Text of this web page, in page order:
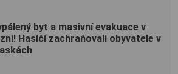
byt a masivní evakuace v
Hasiči zachraňovali obyvatele v